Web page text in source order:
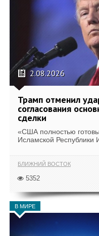
2.08.2026
Трамп отменил
согласования
сделки
«США полностью
Исламской Республики
БЛИЖНИЙ ВОСТОК
5352
В МИРЕ